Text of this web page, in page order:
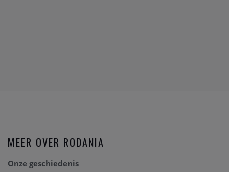
MEER OVER RODANIA
Onze geschiedenis